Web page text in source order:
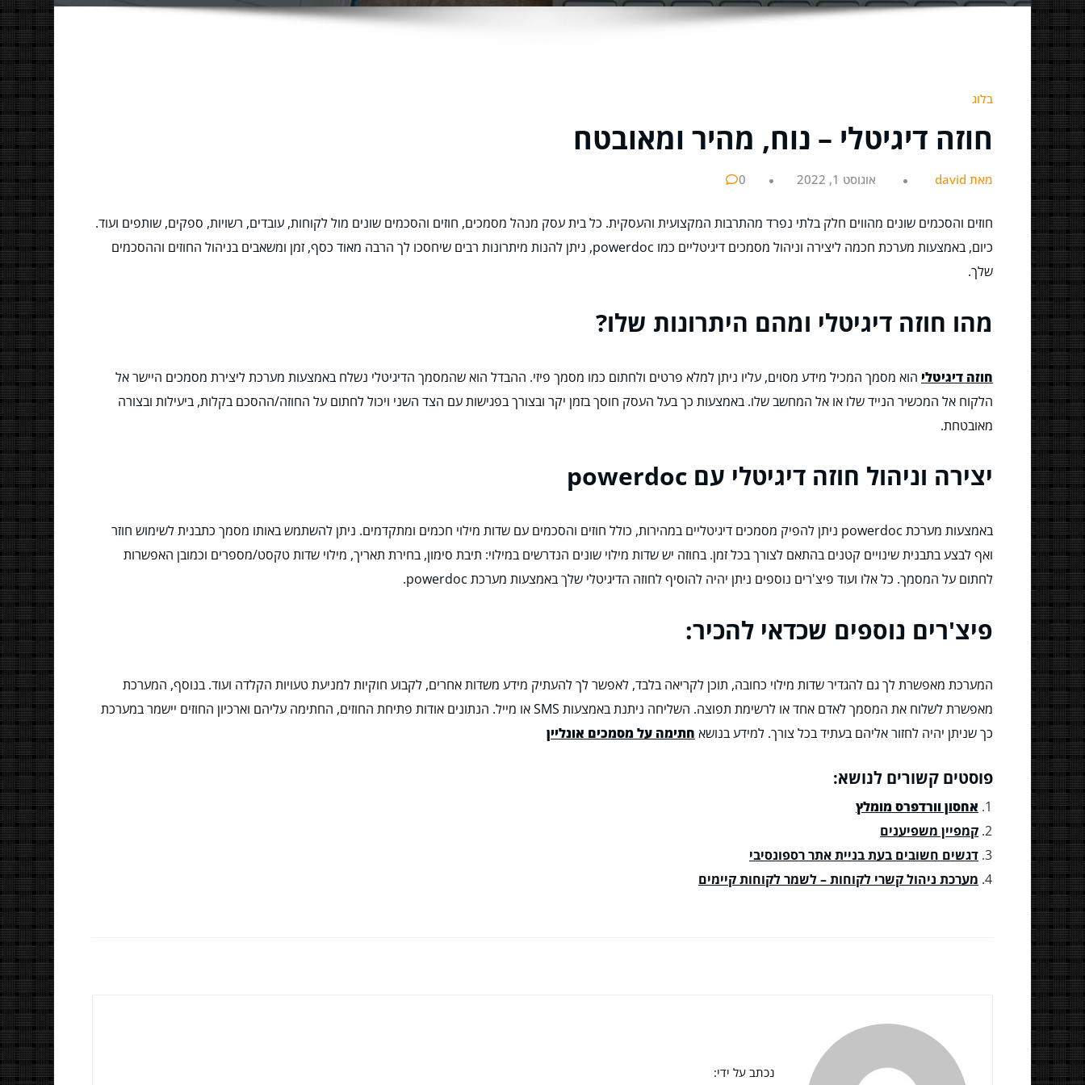
בלוג
חוזה דיגיטלי – נוח, מהיר ומאובטח
מאת david אוגוסט 1, 2022 0
חוזים והסכמים שונים מהווים חלק בלתי נפרד מהתרבות המקצועית והעסקית. כל בית עסק מנהל מסמכים, חוזים והסכמים שונים מול לקוחות, עובדים, רשויות, ספקים, שותפים ועוד.
כיום, באמצעות מערכת חכמה ליצירה וניהול מסמכים דיגיטליים כמו powerdoc, ניתן להנות מיתרונות רבים שיחסכו לך הרבה מאוד כסף, זמן ומשאבים בניהול החוזים וההסכמים
שלך.
מהו חוזה דיגיטלי ומהם היתרונות שלו?
חוזה דיגיטלי הוא מסמך המכיל מידע מסוים, עליו ניתן למלא פרטים ולחתום כמו מסמך פיזי. ההבדל הוא שהמסמך הדיגיטלי נשלח באמצעות מערכת ליצירת מסמכים היישר אל
הלקוח אל המכשיר הנייד שלו או אל המחשב שלו. באמצעות כך בעל העסק חוסך בזמן יקר ובצורך בפגישות עם הצד השני ויכול לחתום על החוזה/ההסכם בקלות, ביעילות ובצורה
מאובטחת.
יצירה וניהול חוזה דיגיטלי עם powerdoc
באמצעות מערכת powerdoc ניתן להפיק מסמכים דיגיטליים במהירות, כולל חוזים והסכמים עם שדות מילוי חכמים ומתקדמים. ניתן להשתמש באותו מסמך כתבנית לשימוש חוזר
ואף לבצע בתבנית שינויים קטנים בהתאם לצורך בכל זמן. בחוזה יש שדות מילוי שונים הנדרשים במילוי: תיבת סימון, בחירת תאריך, מילוי שדות טקסט/מספרים וכמובן האפשרות
לחתום על המסמך. כל אלו ועוד פיצ'רים נוספים ניתן יהיה להוסיף לחוזה הדיגיטלי שלך באמצעות מערכת powerdoc.
פיצ'רים נוספים שכדאי להכיר:
המערכת מאפשרת לך גם להגדיר שדות מילוי כחובה, תוכן לקריאה בלבד, לאפשר לך להעתיק מידע משדות אחרים, לקבוע חוקיות למניעת טעויות הקלדה ועוד. בנוסף, המערכת
מאפשרת לשלוח את המסמך לאדם אחד או לרשימת תפוצה. השליחה ניתנת באמצעות SMS או מייל. הנתונים אודות פתיחת החוזים, החתימה עליהם וארכיון החוזים יישמר במערכת
כך שניתן יהיה לחזור אליהם בעתיד בכל צורך. למידע בנושא חתימה על מסמכים אונליין
פוסטים קשורים לנושא:
אחסון וורדפרס מומלץ
קמפיין משפיענים
דגשים חשובים בעת בניית אתר רספונסיבי
מערכת ניהול קשרי לקוחות – לשמר לקוחות קיימים
נכתב על ידי: